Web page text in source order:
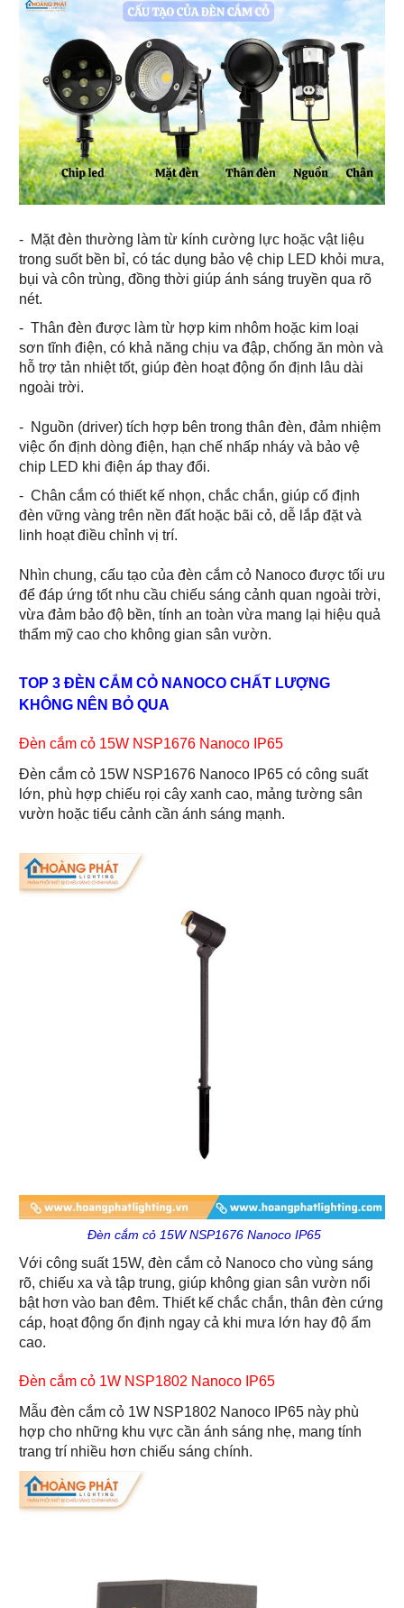
- Mặt đèn thường làm từ kính cường lực hoặc vật liệu
trong suốt bền bỉ, có tác dụng bảo vệ chip LED khỏi mưa,
bụi và côn trùng, đồng thời giúp ánh sáng truyền qua rõ
nét.
- Thân đèn được làm từ hợp kim nhôm hoặc kim loại
sơn tĩnh điện, có khả năng chịu va đập, chống ăn mòn và
hỗ trợ tản nhiệt tốt, giúp đèn hoạt động ổn định lâu dài
ngoài trời.
- Nguồn (driver) tích hợp bên trong thân đèn, đảm nhiệm
việc ổn định dòng điện, hạn chế nhấp nháy và bảo vệ
chip LED khi điện áp thay đổi.
- Chân cắm có thiết kế nhọn, chắc chắn, giúp cố định
đèn vững vàng trên nền đất hoặc bãi cỏ, dễ lắp đặt và
linh hoạt điều chỉnh vị trí.
Nhìn chung, cấu tạo của đèn cắm cỏ Nanoco được tối ưu
để đáp ứng tốt nhu cầu chiếu sáng cảnh quan ngoài trời,
vừa đảm bảo độ bền, tính an toàn vừa mang lại hiệu quả
thẩm mỹ cao cho không gian sân vườn.
TOP 3 ĐÈN CẮM CỎ NANOCO CHẤT LƯỢNG
KHÔNG NÊN BỎ QUA
Đèn cắm cỏ 15W NSP1676 Nanoco IP65
Đèn cắm cỏ 15W NSP1676 Nanoco IP65 có công suất
lớn, phù hợp chiếu rọi cây xanh cao, mảng tường sân
vườn hoặc tiểu cảnh cần ánh sáng mạnh.
Đèn cắm cỏ 15W NSP1676 Nanoco IP65
Với công suất 15W, đèn cắm cỏ Nanoco cho vùng sáng
rõ, chiếu xa và tập trung, giúp không gian sân vườn nổi
bật hơn vào ban đêm. Thiết kế chắc chắn, thân đèn cứng
cáp, hoạt động ổn định ngay cả khi mưa lớn hay độ ẩm
cao.
Đèn cắm cỏ 1W NSP1802 Nanoco IP65
Mẫu đèn cắm cỏ 1W NSP1802 Nanoco IP65 này phù
hợp cho những khu vực cần ánh sáng nhẹ, mang tính
trang trí nhiều hơn chiếu sáng chính.